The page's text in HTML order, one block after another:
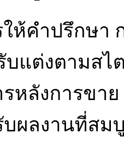
ห้คำปรึกษา
บแต่งตามส
รหลังการขา
บผลงานที่สม